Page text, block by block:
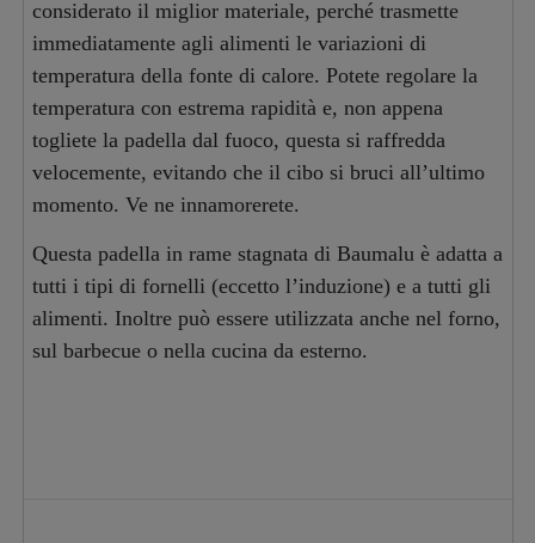
considerato il miglior materiale, perché trasmette
immediatamente agli alimenti le variazioni di
temperatura della fonte di calore. Potete regolare la
temperatura con estrema rapidità e, non appena
togliete la padella dal fuoco, questa si raffredda
velocemente, evitando che il cibo si bruci all’ultimo
momento. Ve ne innamorerete.
Questa padella in rame stagnata di Baumalu è adatta a
tutti i tipi di fornelli (eccetto l’induzione) e a tutti gli
alimenti. Inoltre può essere utilizzata anche nel forno,
sul barbecue o nella cucina da esterno.